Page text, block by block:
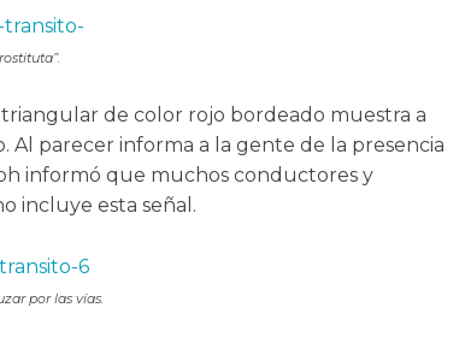
triangular de color rojo bordeado muestra a
parecer informa a la gente de la presencia
informó que muchos conductores y
incluye esta señal.
por las vías.